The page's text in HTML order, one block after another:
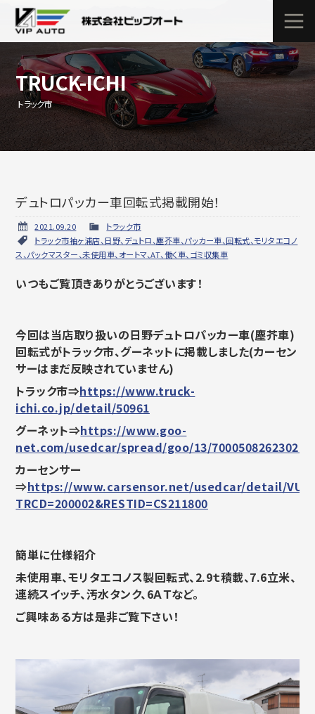
TRUCK-ICHI
トラック市
デュトロパッカー車回転式掲載開始！
2021.09.20
トラック市
トラック市袖ヶ浦店、日野、デュトロ、塵芥車、パッカー車、回転式、モリタエコノ
ス、パックマスター、未使用車、オートマ、AT、働く車、ゴミ収集車
いつもご覧頂きありがとうございます！
今回は当店取り扱いの日野デュトロパッカー車(塵芥車)
回転式がトラック市、グーネットに掲載しました(カーセン
サーはまだ反映されていません)
トラック市⇒https://www.truck-
ichi.co.jp/detail/50961
グーネット⇒https://www.goo-
net.com/usedcar/spread/goo/13/
カーセンサー
⇒https://www.carsensor.net/usedcar/detail/
TRCD=200002&RESTID=CS211800
簡単に仕様紹介
未使用車、モリタエコノス製回転式、2.9ｔ積載、7.6立米、
連続スイッチ、汚水タンク、6ＡＴなど。
ご興味ある方は是非ご覧下さい！